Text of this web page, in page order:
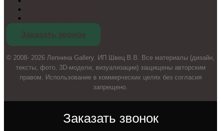
Заказать звонок
© 2008- 2026 Лепнина Gallery. ИП Швец В.В. Все материалы (дизайн,
тексты, фото, 3D-модели, визуализации) защищены авторским
правом. Использование в коммерческих целях без согласия
запрещено.
Заказать звонок